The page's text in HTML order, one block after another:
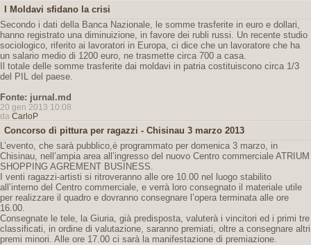
I Moldavi sfidano la crisi
Secondo i dati della Banca Nazionale, le somme trasferite in euro e dollari,
hanno registrato una diminuizione, in favore dei rubli russi. Un recente studio
sociologico, riferito ai lavoratori in Europa, ci dice che un lavoratore che ha
un salario medio di 1200 euro, ne trasmette circa 700 a casa.
Il totale delle somme trasferite dai moldavi in patria costituiscono circa 1/3
del PIL del paese.
Fonte: jurnal.md
20 gen 2013 10:08
da CarloP
Concorso di pittura per ragazzi - Chisinau 3 marzo 2013
L’evento, che sarà pubblico,è programmato per domenica 3 marzo, in
Chisinau, nell’ampia area all’ingresso del nuovo Centro commerciale ATRIUM
SHOPPING AGREMENT BUSINESS.
I venti ragazzi-artisti si ritroveranno alle ore 10.00 nel luogo stabilito
all’interno del Centro commerciale, e verrà loro consegnato il materiale utile
per realizzare il quadro e dovranno consegnare l’opera terminata alle ore
16.00.
Consegnate le tele, la Giuria, già predisposta, valuterà i vincitori ed i primi tre
classificati, in ordine di valutazione, saranno premiati, oltre a consegnare altri
premi minori. Alle ore 17.00 ci sarà la manifestazione di premiazione.